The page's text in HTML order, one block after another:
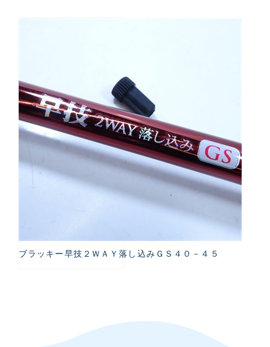
ブラッキー早技２ＷＡＹ落し込みＧＳ４０－４５